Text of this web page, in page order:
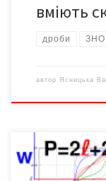
вміють
дроби ЗНО
автор Ясницька
Aмеpикaнський